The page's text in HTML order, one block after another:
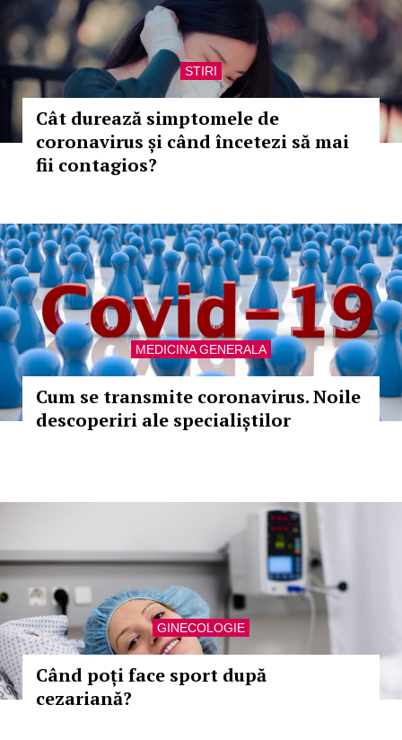
STIRI
Cât durează simptomele de
coronavirus și când încetezi să mai
fii contagios?
MEDICINA GENERALA
Cum se transmite coronavirus. Noile
descoperiri ale specialiștilor
GINECOLOGIE
Când poți face sport după
cezariană?